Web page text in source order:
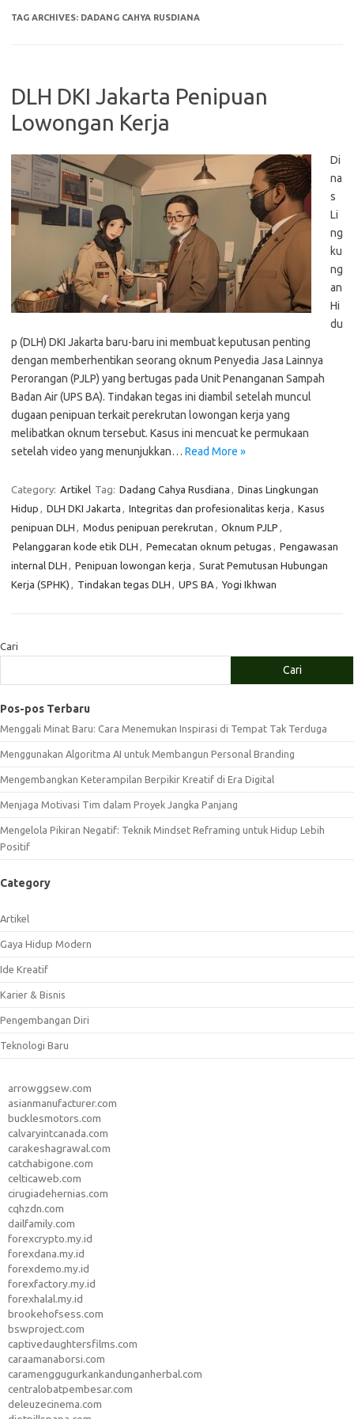
TAG ARCHIVES: DADANG CAHYA RUSDIANA
DLH DKI Jakarta Penipuan
Lowongan Kerja
Di
na
s
Li
ng
ku
ng
an
Hi
du
p (DLH) DKI Jakarta baru-baru ini membuat keputusan penting
dengan memberhentikan seorang oknum Penyedia Jasa Lainnya
Perorangan (PJLP) yang bertugas pada Unit Penanganan Sampah
Badan Air (UPS BA). Tindakan tegas ini diambil setelah muncul
dugaan penipuan terkait perekrutan lowongan kerja yang
melibatkan oknum tersebut. Kasus ini mencuat ke permukaan
setelah video yang menunjukkan… Read More »
Category: Artikel Tag: Dadang Cahya Rusdiana , Dinas Lingkungan
Hidup , DLH DKI Jakarta , Integritas dan profesionalitas kerja , Kasus
penipuan DLH , Modus penipuan perekrutan , Oknum PJLP ,
Pelanggaran kode etik DLH , Pemecatan oknum petugas , Pengawasan
internal DLH , Penipuan lowongan kerja , Surat Pemutusan Hubungan
Kerja (SPHK) , Tindakan tegas DLH , UPS BA , Yogi Ikhwan
Cari
Cari
Pos-pos Terbaru
Menggali Minat Baru: Cara Menemukan Inspirasi di Tempat Tak Terduga
Menggunakan Algoritma AI untuk Membangun Personal Branding
Mengembangkan Keterampilan Berpikir Kreatif di Era Digital
Menjaga Motivasi Tim dalam Proyek Jangka Panjang
Mengelola Pikiran Negatif: Teknik Mindset Reframing untuk Hidup Lebih
Positif
Category
Artikel
Gaya Hidup Modern
Ide Kreatif
Karier & Bisnis
Pengembangan Diri
Teknologi Baru
arrowggsew.com
asianmanufacturer.com
bucklesmotors.com
calvaryintcanada.com
carakeshagrawal.com
catchabigone.com
celticaweb.com
cirugiadehernias.com
cqhzdn.com
dailfamily.com
forexcrypto.my.id
forexdana.my.id
forexdemo.my.id
forexfactory.my.id
forexhalal.my.id
brookehofsess.com
bswproject.com
captivedaughtersfilms.com
caraamanaborsi.com
caramenggugurkankandunganherbal.com
centralobatpembesar.com
deleuzecinema.com